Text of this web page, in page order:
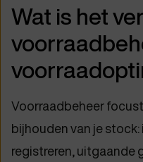
Wat is het
Voorraadbeheer
bijhouden van je
registreren, uitgaande